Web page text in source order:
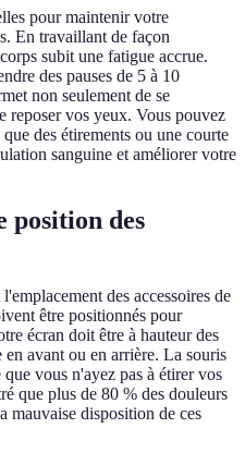
pour maintenir votre
En travaillant de façon
subit une fatigue accrue.
des pauses de 5 à 10
non seulement de se
reposer vos yeux. Vous pouvez
des étirements ou une courte
sanguine et améliorer votre
position des
des accessoires de
être positionnés pour
écran doit être à hauteur des
avant ou en arrière. La souris
vous n'ayez pas à étirer vos
que plus de 80 % des douleurs
mauvaise disposition de ces